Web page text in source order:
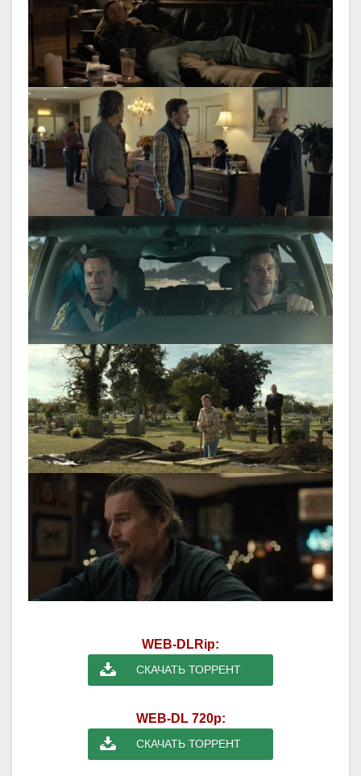
WEB-DLRip:
СКАЧАТЬ ТОРРЕНТ
WEB-DL 720p:
СКАЧАТЬ ТОРРЕНТ